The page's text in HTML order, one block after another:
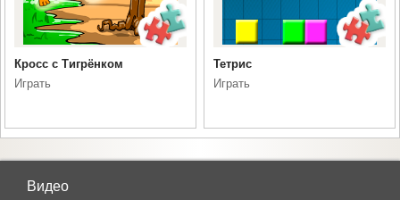
Кросс с Тигрёнком
Играть
Тетрис
Играть
Видео